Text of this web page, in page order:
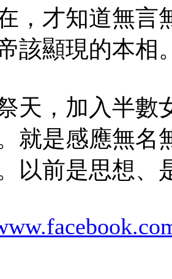
，才知道無言
該顯現的本相
天，加入半數
就是感應無名
以前是思想、